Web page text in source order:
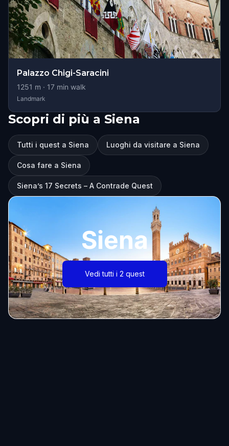
Palazzo Chigi-Saracini
1251 m · 17 min walk
Landmark
Scopri di più a Siena
Tutti i quest a Siena Luoghi da visitare a Siena
Cosa fare a Siena
Siena’s 17 Secrets – A Contrade Quest
Siena
Vedi tutti i 2 quest